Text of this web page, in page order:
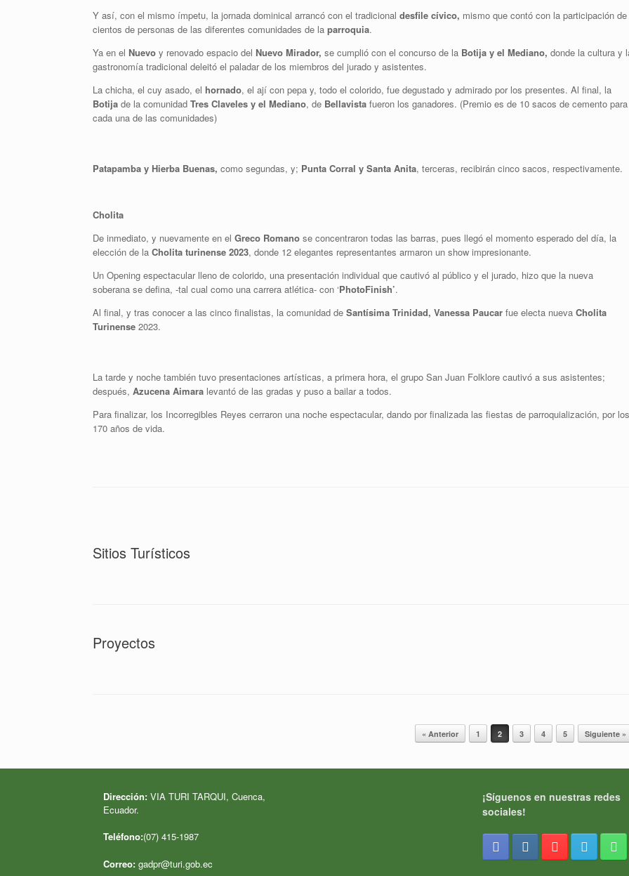
Y así, con el mismo ímpetu, la jornada dominical arrancó con el tradicional desfile cívico, mismo que contó con la participación de
cientos de personas de las diferentes comunidades de la parroquia.
Ya en el Nuevo y renovado espacio del Nuevo Mirador, se cumplió con el concurso de la Botija y el Mediano, donde la cultura y
gastronomía tradicional deleitó el paladar de los miembros del jurado y asistentes.
La chicha, el cuy asado, el hornado, el ají con pepa y, todo el colorido, fue degustado y admirado por los presentes. Al final, la
Botija de la comunidad Tres Claveles y el Mediano, de Bellavista fueron los ganadores. (Premio es de 10 sacos de cemento para
cada una de las comunidades)
Patapamba y Hierba Buenas, como segundas, y; Punta Corral y Santa Anita, terceras, recibirán cinco sacos, respectivamente.
Cholita
De inmediato, y nuevamente en el Greco Romano se concentraron todas las barras, pues llegó el momento esperado del día, la
elección de la Cholita turinense 2023, donde 12 elegantes representantes armaron un show impresionante.
Un Opening espectacular lleno de colorido, una presentación individual que cautivó al público y el jurado, hizo que la nueva
soberana se defina, -tal cual como una carrera atlética- con ‘PhotoFinish’.
Al final, y tras conocer a las cinco finalistas, la comunidad de Santísima Trinidad, Vanessa Paucar fue electa nueva Cholita
Turinense 2023.
La tarde y noche también tuvo presentaciones artísticas, a primera hora, el grupo San Juan Folklore cautivó a sus asistentes;
después, Azucena Aimara levantó de las gradas y puso a bailar a todos.
Para finalizar, los Incorregibles Reyes cerraron una noche espectacular, dando por finalizada las fiestas de parroquialización, por los
170 años de vida.
Sitios Turísticos
Proyectos
« Anterior 1 2 3 4 5 Siguiente »
Dirección: VIA TURI TARQUI, Cuenca,
Ecuador.
Teléfono:(07) 415-1987
Correo: gadpr@turi.gob.ec
¡Síguenos en nuestras redes
sociales!